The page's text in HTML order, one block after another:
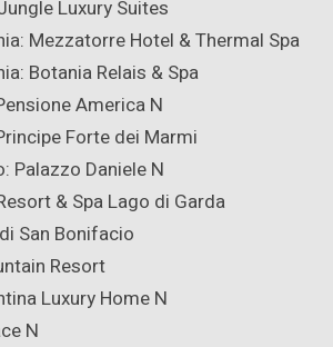
Luxury Suites
Mezzatorre Hotel & Thermal Spa
Botania Relais & Spa
America N
Forte dei Marmi
Palazzo Daniele N
& Spa Lago di Garda
San Bonifacio
Resort
Luxury Home N
N